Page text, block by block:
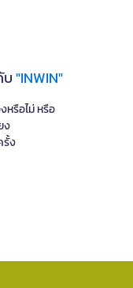
บ"INWIN"
รือไม่ หรือ
ง
รั้ง